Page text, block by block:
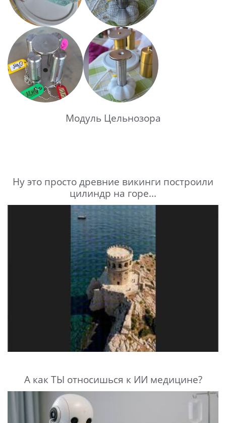
Модуль Цельнозора
Ну это просто древние викинги построили
цилиндр на горе...
А как ТЫ относишься к ИИ медицине?